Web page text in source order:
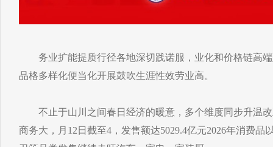
务业扩能提质行径各地深切践诺服，业化和价格链高端
品格多样化便当化开展鼓吹生涯性效劳业高。
不止于山川之间春日经济的暖意，多个维度同步升温改
商务大，月12日截至4，发售额达5029.4亿元2026年消费品